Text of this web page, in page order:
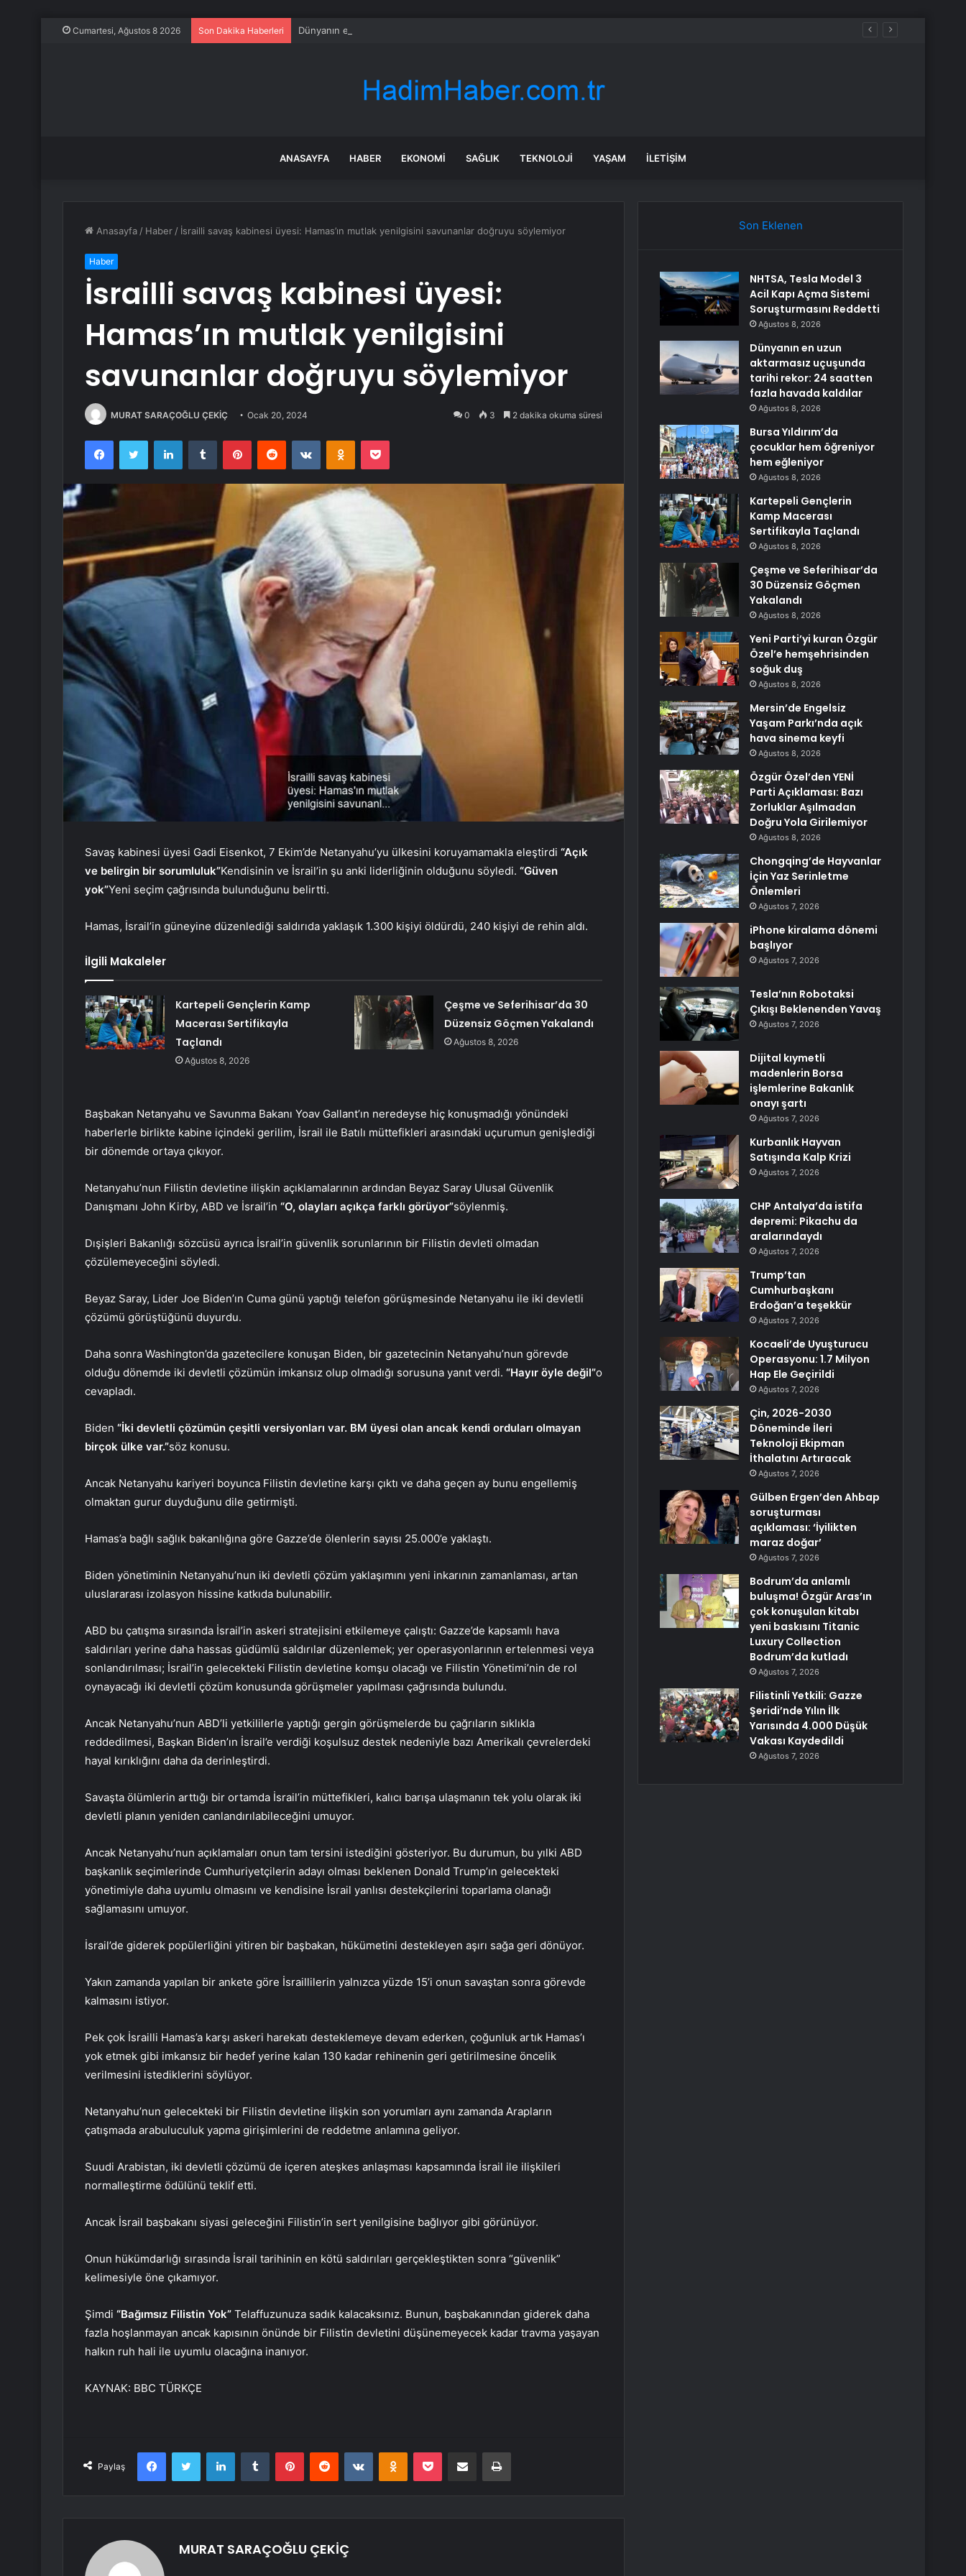
Cumartesi, Ağustos 8 2026 Son Dakika Haberleri Dünyanın en uzun aktarmasız uçuşunda tarihi rekor: 24 saatten fazla havada kaldılar
ANASAYFA HABER EKONOMI SAĞLIK TEKNOLOJI YAŞAM İLETIŞIM
Anasayfa / Haber / İsrailli savaş kabinesi üyesi: Hamas’ın mutlak yenilgisini savunanlar doğruyu söylemiyor
Haber
İsrailli savaş kabinesi üyesi:
Hamas’ın mutlak yenilgisini
savunanlar doğruyu söylemiyor
MURAT SARAÇOĞLU ÇEKİÇ Ocak 20, 2024 0 3 2 dakika okuma süresi
FacebookTwitter LinkedInTumblr PinterestReddit VKontakteOdnoklassniki
Pocket
Savaş kabinesi üyesi Gadi Eisenkot, 7 Ekim’de Netanyahu’yu ülkesini koruyamamakla eleştirdi “Açık
ve belirgin bir sorumluluk”Kendisinin ve İsrail’in şu anki liderliğinin olduğunu söyledi. “Güven
yok”Yeni seçim çağrısında bulunduğunu belirtti.
Hamas, İsrail’in güneyine düzenlediği saldırıda yaklaşık 1.300 kişiyi öldürdü, 240 kişiyi de rehin aldı.
İlgili Makaleler
Kartepeli Gençlerin Kamp
Macerası Sertifikayla
Taçlandı
Ağustos 8, 2026
Çeşme ve Seferihisar’da 30
Düzensiz Göçmen Yakalandı
Ağustos 8, 2026
Başbakan Netanyahu ve Savunma Bakanı Yoav Gallant’ın neredeyse hiç konuşmadığı yönündeki
haberlerle birlikte kabine içindeki gerilim, İsrail ile Batılı müttefikleri arasındaki uçurumun genişlediği
bir dönemde ortaya çıkıyor.
Netanyahu’nun Filistin devletine ilişkin açıklamalarının ardından Beyaz Saray Ulusal Güvenlik
Danışmanı John Kirby, ABD ve İsrail’in “O, olayları açıkça farklı görüyor”söylenmiş.
Dışişleri Bakanlığı sözcüsü ayrıca İsrail’in güvenlik sorunlarının bir Filistin devleti olmadan
çözülemeyeceğini söyledi.
Beyaz Saray, Lider Joe Biden’ın Cuma günü yaptığı telefon görüşmesinde Netanyahu ile iki devletli
çözümü görüştüğünü duyurdu.
Daha sonra Washington’da gazetecilere konuşan Biden, bir gazetecinin Netanyahu’nun görevde
olduğu dönemde iki devletli çözümün imkansız olup olmadığı sorusuna yanıt verdi. “Hayır öyle değil”o
cevapladı.
Biden “İki devletli çözümün çeşitli versiyonları var. BM üyesi olan ancak kendi orduları olmayan
birçok ülke var.”söz konusu.
Ancak Netanyahu kariyeri boyunca Filistin devletine karşı çıktı ve daha geçen ay bunu engellemiş
olmaktan gurur duyduğunu dile getirmişti.
Hamas’a bağlı sağlık bakanlığına göre Gazze’de ölenlerin sayısı 25.000’e yaklaştı.
Biden yönetiminin Netanyahu’nun iki devletli çözüm yaklaşımını yeni inkarının zamanlaması, artan
uluslararası izolasyon hissine katkıda bulunabilir.
ABD bu çatışma sırasında İsrail’in askeri stratejisini etkilemeye çalıştı: Gazze’de kapsamlı hava
saldırıları yerine daha hassas güdümlü saldırılar düzenlemek; yer operasyonlarının ertelenmesi veya
sonlandırılması; İsrail’in gelecekteki Filistin devletine komşu olacağı ve Filistin Yönetimi’nin de rol
oynayacağı iki devletli çözüm konusunda görüşmeler yapılması çağrısında bulundu.
Ancak Netanyahu’nun ABD’li yetkililerle yaptığı gergin görüşmelerde bu çağrıların sıklıkla
reddedilmesi, Başkan Biden’ın İsrail’e verdiği koşulsuz destek nedeniyle bazı Amerikalı çevrelerdeki
hayal kırıklığını daha da derinleştirdi.
Savaşta ölümlerin arttığı bir ortamda İsrail’in müttefikleri, kalıcı barışa ulaşmanın tek yolu olarak iki
devletli planın yeniden canlandırılabileceğini umuyor.
Ancak Netanyahu’nun açıklamaları onun tam tersini istediğini gösteriyor. Bu durumun, bu yılki ABD
başkanlık seçimlerinde Cumhuriyetçilerin adayı olması beklenen Donald Trump’ın gelecekteki
yönetimiyle daha uyumlu olmasını ve kendisine İsrail yanlısı destekçilerini toparlama olanağı
sağlamasını umuyor.
İsrail’de giderek popülerliğini yitiren bir başbakan, hükümetini destekleyen aşırı sağa geri dönüyor.
Yakın zamanda yapılan bir ankete göre İsraillilerin yalnızca yüzde 15’i onun savaştan sonra görevde
kalmasını istiyor.
Pek çok İsrailli Hamas’a karşı askeri harekatı desteklemeye devam ederken, çoğunluk artık Hamas’ı
yok etmek gibi imkansız bir hedef yerine kalan 130 kadar rehinenin geri getirilmesine öncelik
verilmesini istediklerini söylüyor.
Netanyahu’nun gelecekteki bir Filistin devletine ilişkin son yorumları aynı zamanda Arapların
çatışmada arabuluculuk yapma girişimlerini de reddetme anlamına geliyor.
Suudi Arabistan, iki devletli çözümü de içeren ateşkes anlaşması kapsamında İsrail ile ilişkileri
normalleştirme ödülünü teklif etti.
Ancak İsrail başbakanı siyasi geleceğini Filistin’in sert yenilgisine bağlıyor gibi görünüyor.
Onun hükümdarlığı sırasında İsrail tarihinin en kötü saldırıları gerçekleştikten sonra “güvenlik”
kelimesiyle öne çıkamıyor.
Şimdi “Bağımsız Filistin Yok” Telaffuzunuza sadık kalacaksınız. Bunun, başbakanından giderek daha
fazla hoşlanmayan ancak kapısının önünde bir Filistin devletini düşünemeyecek kadar travma yaşayan
halkın ruh hali ile uyumlu olacağına inanıyor.
KAYNAK: BBC TÜRKÇE
Paylaş
FacebookTwitter LinkedInTumblr PinterestReddit VKontakteOdnoklassniki
Pocket E-Posta ile paylaş Yazdır
MURAT SARAÇOĞLU ÇEKİÇ
Son Eklenen
NHTSA, Tesla Model 3
Acil Kapı Açma Sistemi
Soruşturmasını Reddetti
Ağustos 8, 2026
Dünyanın en uzun
aktarmasız uçuşunda
tarihi rekor: 24 saatten
fazla havada kaldılar
Ağustos 8, 2026
Bursa Yıldırım’da
çocuklar hem öğreniyor
hem eğleniyor
Ağustos 8, 2026
Kartepeli Gençlerin
Kamp Macerası
Sertifikayla Taçlandı
Ağustos 8, 2026
Çeşme ve Seferihisar’da
30 Düzensiz Göçmen
Yakalandı
Ağustos 8, 2026
Yeni Parti’yi kuran Özgür
Özel’e hemşehrisinden
soğuk duş
Ağustos 8, 2026
Mersin’de Engelsiz
Yaşam Parkı’nda açık
hava sinema keyfi
Ağustos 8, 2026
Özgür Özel’den YENİ
Parti Açıklaması: Bazı
Zorluklar Aşılmadan
Doğru Yola Girilemiyor
Ağustos 8, 2026
Chongqing’de Hayvanlar
İçin Yaz Serinletme
Önlemleri
Ağustos 7, 2026
iPhone kiralama dönemi
başlıyor
Ağustos 7, 2026
Tesla’nın Robotaksi
Çıkışı Beklenenden Yavaş
Ağustos 7, 2026
Dijital kıymetli
madenlerin Borsa
işlemlerine Bakanlık
onayı şartı
Ağustos 7, 2026
Kurbanlık Hayvan
Satışında Kalp Krizi
Ağustos 7, 2026
CHP Antalya’da istifa
depremi: Pikachu da
aralarındaydı
Ağustos 7, 2026
Trump’tan
Cumhurbaşkanı
Erdoğan’a teşekkür
Ağustos 7, 2026
Kocaeli’de Uyuşturucu
Operasyonu: 1.7 Milyon
Hap Ele Geçirildi
Ağustos 7, 2026
Çin, 2026-2030
Döneminde İleri
Teknoloji Ekipman
İthalatını Artıracak
Ağustos 7, 2026
Gülben Ergen’den Ahbap
soruşturması
açıklaması: ‘İyilikten
maraz doğar’
Ağustos 7, 2026
Bodrum’da anlamlı
buluşma! Özgür Aras’ın
çok konuşulan kitabı
yeni baskısını Titanic
Luxury Collection
Bodrum’da kutladı
Ağustos 7, 2026
Filistinli Yetkili: Gazze
Şeridi’nde Yılın İlk
Yarısında 4.000 Düşük
Vakası Kaydedildi
Ağustos 7, 2026